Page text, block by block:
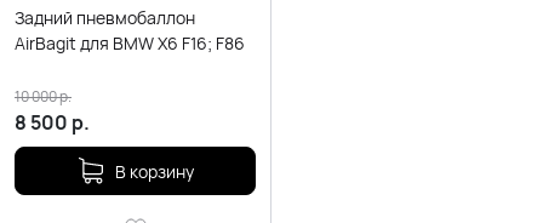
Задний пневмобаллон
AirBagit для BMW X6 F16; F86
8 500 р.
10 000р.
В корзину